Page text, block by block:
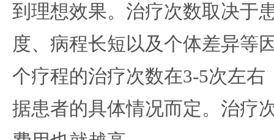
到理想效果。治疗次数取决于
度、病程长短以及个体差异等
个疗程的治疗次数在3-5次左右
据患者的具体情况而定。治疗